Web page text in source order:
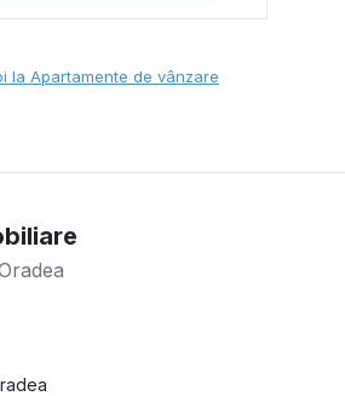
la Apartamente de vânzare